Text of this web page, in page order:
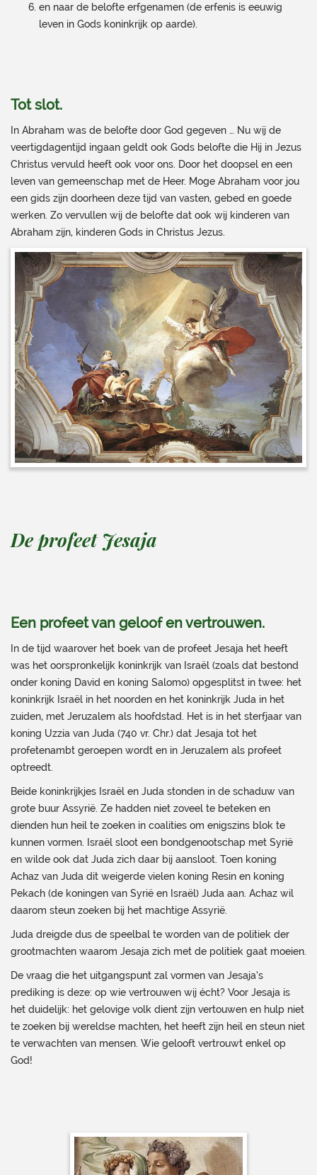
en naar de belofte erfgenamen (de erfenis is eeuwig
leven in Gods koninkrijk op aarde).
Tot slot.
In Abraham was de belofte door God gegeven … Nu wij de
veertigdagentijd ingaan geldt ook Gods belofte die Hij in Jezus
Christus vervuld heeft ook voor ons. Door het doopsel en een
leven van gemeenschap met de Heer. Moge Abraham voor jou
een gids zijn doorheen deze tijd van vasten, gebed en goede
werken. Zo vervullen wij de belofte dat ook wij kinderen van
Abraham zijn, kinderen Gods in Christus Jezus.
De profeet Jesaja
Een profeet van geloof en vertrouwen.
In de tijd waarover het boek van de profeet Jesaja het heeft
was het oorspronkelijk koninkrijk van Israël (zoals dat bestond
onder koning David en koning Salomo) opgesplitst in twee: het
koninkrijk Israël in het noorden en het koninkrijk Juda in het
zuiden, met Jeruzalem als hoofdstad. Het is in het sterfjaar van
koning Uzzia van Juda (740 vr. Chr.) dat Jesaja tot het
profetenambt geroepen wordt en in Jeruzalem als profeet
optreedt.
Beide koninkrijkjes Israël en Juda stonden in de schaduw van
grote buur Assyrië. Ze hadden niet zoveel te beteken en
dienden hun heil te zoeken in coalities om enigszins blok te
kunnen vormen. Israël sloot een bondgenootschap met Syrië
en wilde ook dat Juda zich daar bij aansloot. Toen koning
Achaz van Juda dit weigerde vielen koning Resin en koning
Pekach (de koningen van Syrië en Israël) Juda aan. Achaz wil
daarom steun zoeken bij het machtige Assyrië.
Juda dreigde dus de speelbal te worden van de politiek der
grootmachten waarom Jesaja zich met de politiek gaat moeien.
De vraag die het uitgangspunt zal vormen van Jesaja’s
prediking is deze: op wie vertrouwen wij écht? Voor Jesaja is
het duidelijk: het gelovige volk dient zijn vertouwen en hulp niet
te zoeken bij wereldse machten, het heeft zijn heil en steun niet
te verwachten van mensen. Wie gelooft vertrouwt enkel op
God!